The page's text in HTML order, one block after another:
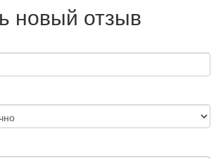
новый отзыв